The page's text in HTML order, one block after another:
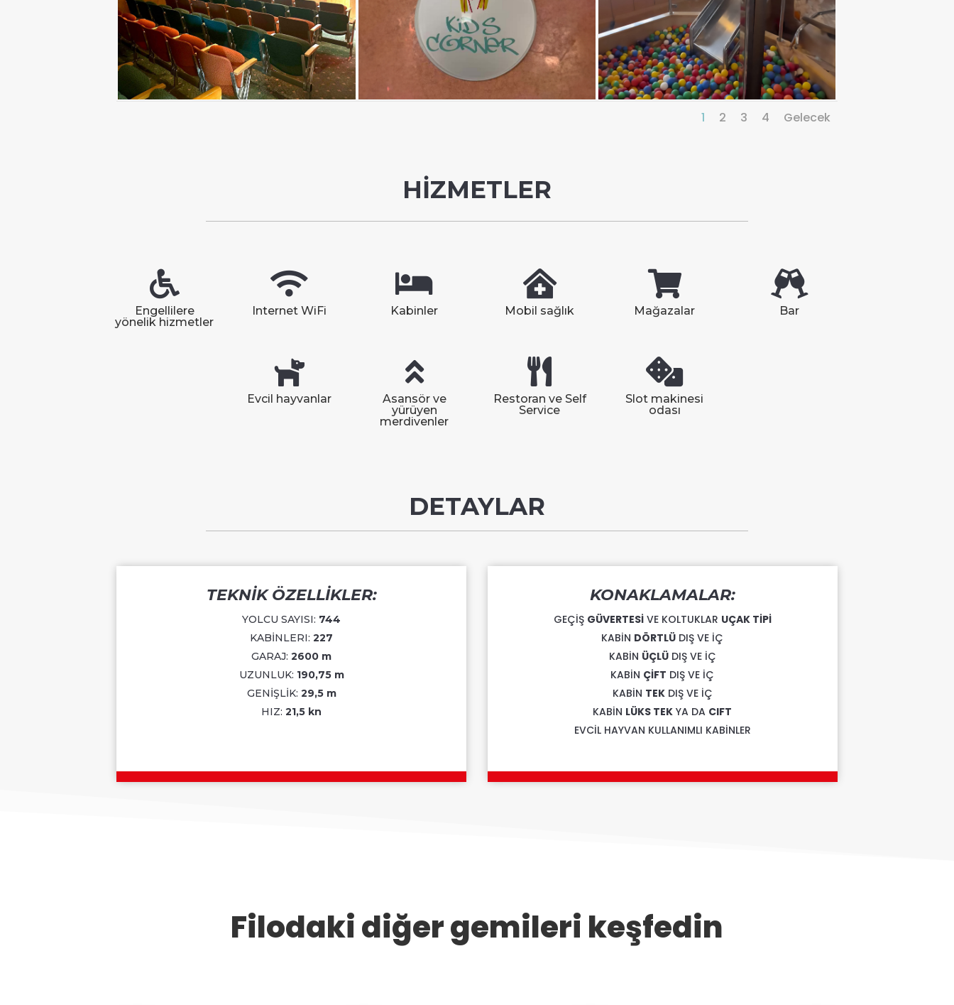
1 2 3 4 Gelecek
HİZMETLER
Engellilere
yönelik hizmetler
Internet WiFi Kabinler Mobil sağlık Mağazalar Bar
Evcil hayvanlar
Asansör ve
yürüyen
merdivenler
Restoran ve Self
Service
Slot makinesi
odası
DETAYLAR
TEKNİK ÖZELLİKLER:
YOLCU SAYISI: 744
KABİNLERI:227
GARAJ:2600 m
UZUNLUK: 190,75 m
GENİŞLİK: 29,5 m
HIZ:21,5 kn
KONAKLAMALAR:
GEÇİŞ GÜVERTESİVE KOLTUKLAR UÇAK TİPİ
KABİN DÖRTLÜ DIŞ VE İÇ
KABİN ÜÇLÜDIŞ VE İÇ
KABİN ÇİFT DIŞ VE İÇ
KABİN TEKDIŞ VE İÇ
KABİN LÜKS TEK YA DA CIFT
EVCİL HAYVAN KULLANIMLI KABİNLER
Filodaki diğer gemileri keşfedin